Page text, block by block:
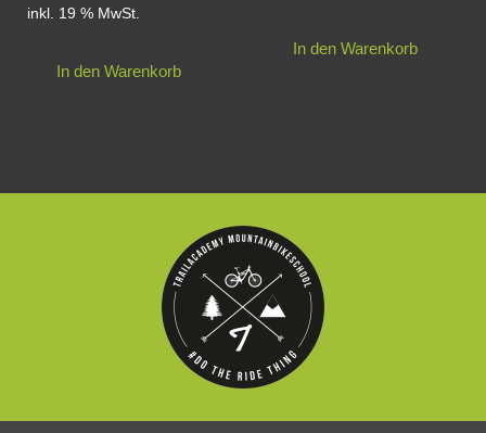
inkl. 19 % MwSt.
In den Warenkorb
In den Warenkorb